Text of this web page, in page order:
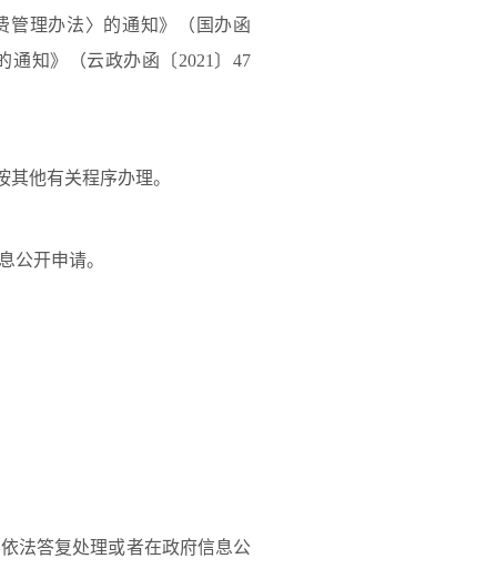
管理办法〉的通知》（国办函
通知》（云政办函〔2021〕47
他有关程序办理。
开申请。
法答复处理或者在政府信息公